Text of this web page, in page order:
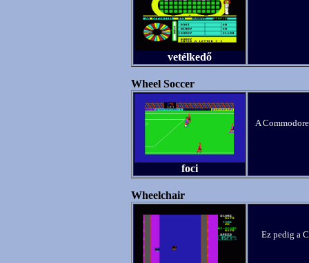
vetélkedő
Wheel Soccer
foci
A
Wheelchair
Ez pedig a